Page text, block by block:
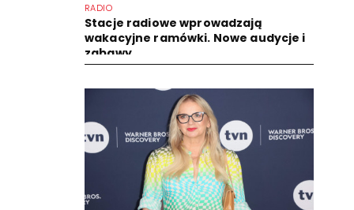
RADIO
Stacje radiowe wprowadzają
wakacyjne ramówki. Nowe audycje i
zabawy